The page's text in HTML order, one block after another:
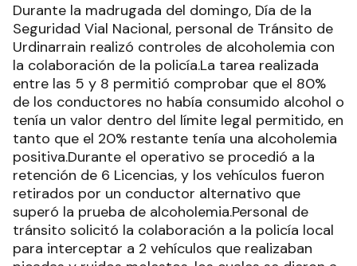
Durante la madrugada del domingo, Día de la
Seguridad Vial Nacional, personal de Tránsito de
Urdinarrain realizó controles de alcoholemia con
la colaboración de la policía.La tarea realizada
entre las 5 y 8 permitió comprobar que el 80%
de los conductores no había consumido alcohol o
tenía un valor dentro del límite legal permitido, en
tanto que el 20% restante tenía una alcoholemia
positiva.Durante el operativo se procedió a la
retención de 6 Licencias, y los vehículos fueron
retirados por un conductor alternativo que
superó la prueba de alcoholemia.Personal de
tránsito solicitó la colaboración a la policía local
para interceptar a 2 vehículos que realizaban